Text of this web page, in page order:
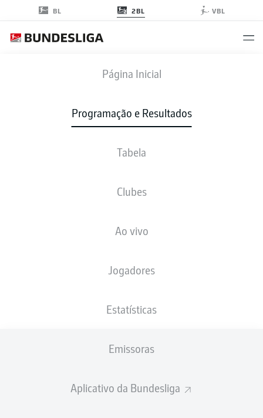
BL 2BL VBL
Página Inicial
Programação e Resultados
Tabela
Clubes
Ao vivo
Jogadores
Estatísticas
Emissoras
Aplicativo da Bundesliga
BSC STP
ESCALAÇÕES
A escalação inicial será divulgada 60
minutos antes do início da partida